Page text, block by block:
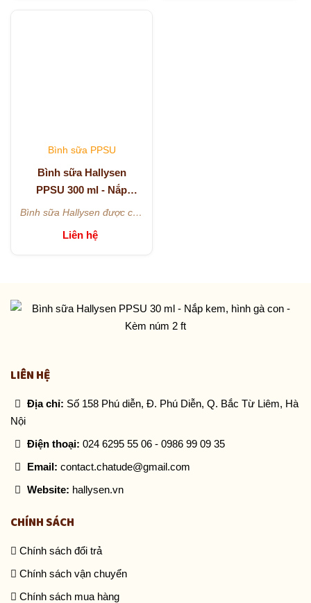
Bình sữa PPSU
Bình sữa Hallysen
PPSU 300 ml - Nắp
hồng, hình cá voi - Kèm
Bình sữa Hallysen được chế
tạo để đặc biệt hỗ trợ các mẹ
công dụng chống đau bụng,
đầy hơi với hệ thống van
Liên hệ
LIÊN HỆ
Địa chỉ: Số 158 Phú diễn, Đ. Phú Diễn, Q. Bắc Từ Liêm, Hà
Nội
Điện thoại: 024 6295 55 06 - 0986 99 09 35
Email: contact.chatude@gmail.com
Website: hallysen.vn
CHÍNH SÁCH
Chính sách đổi trả
Chính sách vận chuyển
Chính sách mua hàng